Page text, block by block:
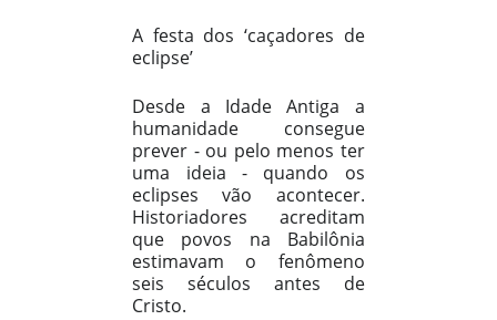
A festa dos ‘caçadores de
eclipse’
Desde a Idade Antiga a
humanidade consegue
prever - ou pelo menos ter
uma ideia - quando os
eclipses vão acontecer.
Historiadores acreditam
que povos na Babilônia
estimavam o fenômeno
seis séculos antes de
Cristo.